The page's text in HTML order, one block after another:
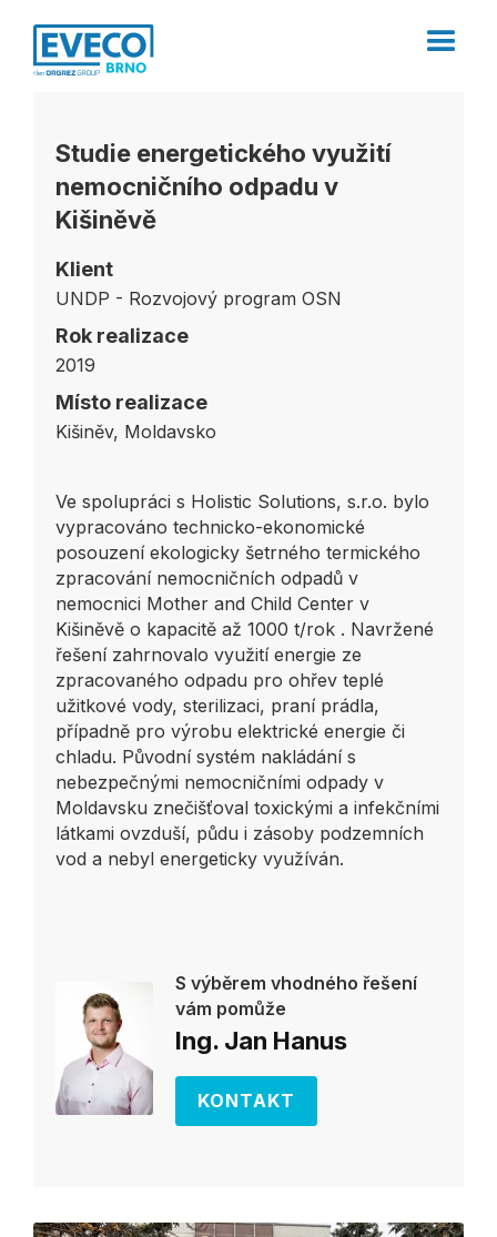
Studie energetického využití
nemocničního odpadu v
Kišiněvě
Klient
UNDP - Rozvojový program OSN
Rok realizace
2019
Místo realizace
Kišiněv, Moldavsko
Ve spolupráci s Holistic Solutions, s.r.o. bylo
vypracováno technicko-ekonomické
posouzení ekologicky šetrného termického
zpracování nemocničních odpadů v
nemocnici Mother and Child Center v
Kišiněvě o kapacitě až 1000 t/rok . Navržené
řešení zahrnovalo využití energie ze
zpracovaného odpadu pro ohřev teplé
užitkové vody, sterilizaci, praní prádla,
případně pro výrobu elektrické energie či
chladu. Původní systém nakládání s
nebezpečnými nemocničními odpady v
Moldavsku znečišťoval toxickými a infekčními
látkami ovzduší, půdu i zásoby podzemních
vod a nebyl energeticky využíván.
S výběrem vhodného řešení
vám pomůže
Ing. Jan Hanus
KONTAKT